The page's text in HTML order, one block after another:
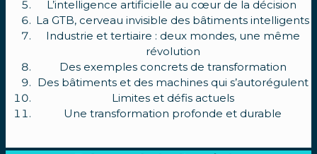
L’intelligence artificielle au cœur de la décision
La GTB, cerveau invisible des bâtiments intelligents
Industrie et tertiaire : deux mondes, une même
révolution
Des exemples concrets de transformation
Des bâtiments et des machines qui s’autorégulent
Limites et défis actuels
Une transformation profonde et durable